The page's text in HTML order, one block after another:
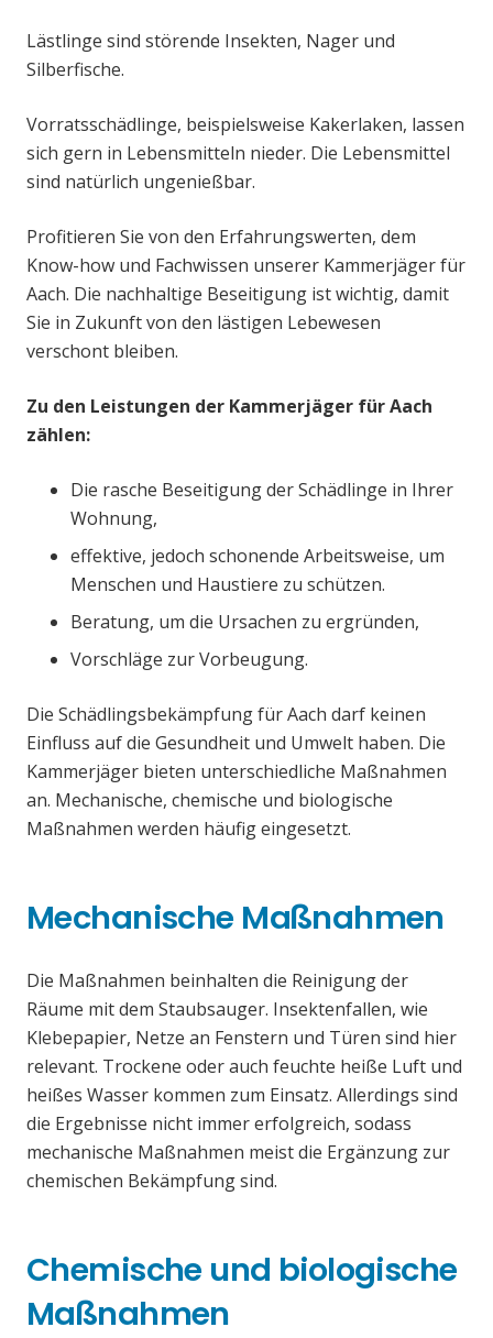
Lästlinge sind störende Insekten, Nager und
Silberfische.
Vorratsschädlinge, beispielsweise Kakerlaken, lassen
sich gern in Lebensmitteln nieder. Die Lebensmittel
sind natürlich ungenießbar.
Profitieren Sie von den Erfahrungswerten, dem
Know-how und Fachwissen unserer Kammerjäger für
Aach. Die nachhaltige Beseitigung ist wichtig, damit
Sie in Zukunft von den lästigen Lebewesen
verschont bleiben.
Zu den Leistungen der Kammerjäger für Aach
zählen:
Die rasche Beseitigung der Schädlinge in Ihrer
Wohnung,
effektive, jedoch schonende Arbeitsweise, um
Menschen und Haustiere zu schützen.
Beratung, um die Ursachen zu ergründen,
Vorschläge zur Vorbeugung.
Die Schädlingsbekämpfung für Aach darf keinen
Einfluss auf die Gesundheit und Umwelt haben. Die
Kammerjäger bieten unterschiedliche Maßnahmen
an. Mechanische, chemische und biologische
Maßnahmen werden häufig eingesetzt.
Mechanische Maßnahmen
Die Maßnahmen beinhalten die Reinigung der
Räume mit dem Staubsauger. Insektenfallen, wie
Klebepapier, Netze an Fenstern und Türen sind hier
relevant. Trockene oder auch feuchte heiße Luft und
heißes Wasser kommen zum Einsatz. Allerdings sind
die Ergebnisse nicht immer erfolgreich, sodass
mechanische Maßnahmen meist die Ergänzung zur
chemischen Bekämpfung sind.
Chemische und biologische
Maßnahmen